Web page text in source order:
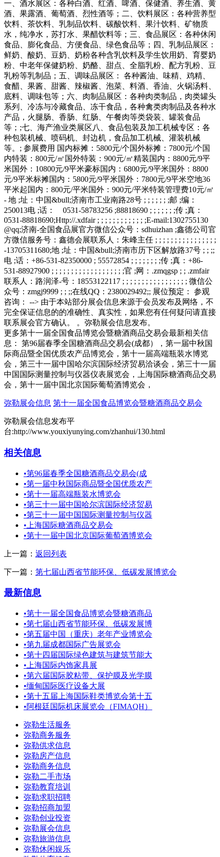
更多第十一届全国食品博览会暨糖酒商品交易会最新相关信
息： 第96届春季全国糖酒商品交易会(成都），第一届中秋国
际商品暨全国优质农产品博览会，第十一届高端瓶装水博览
会，第三十一届中国哈尔滨国际经济贸易洽谈会，第三十一届
中国国际测量控制与仪器仪表展览会，上海国际糖酒商品交易
会，第十一届中国北京国际葡萄酒博览会，
弥勒展会信息 第十一届全国食品博览会暨糖酒商品交易会
弥勒展会信息发布平
台:http://www.youxiyunying.com/zhanhui/130.html
相关信息
•第96届春季全国糖酒商品交易会(成
•第一届中秋国际商品暨全国优质农产
•第十一届高端瓶装水博览会
•第三十一届中国哈尔滨国际经济贸易
•第三十一届中国国际测量控制与仪器
• 上海国际糖酒商品交易会
•第十一届中国北京国际葡萄酒博览会
上一篇： 返回列表
下一篇： 第七届山西省节能环保、低碳发展博览会
最新信息
•第十一届全国食品博览会暨糖酒商品
•第七届山西省节能环保、低碳发展博
•第五届中国（重庆）老年产业博览会
•第九届成都国际广告展览会
•第十四届国际绿色建筑与建筑节能大
• 上海国际内饰家具展
•第六届国际胶粘带、保护膜及光学膜
•缅甸国际医疗设备大展
•第十五届上海国际鞋类博览会第十五
•阿根廷国际机床展览会（FIMAQH）
弥勒生活服务
弥勒商务服务
弥勒供求信息
弥勒房产信息
弥勒商务信息
弥勒二手市场
弥勒教育培训
弥勒求职招聘
弥勒招商加盟
弥勒创业投资
弥勒展会信息
弥勒旅游信息
弥勒休闲娱乐